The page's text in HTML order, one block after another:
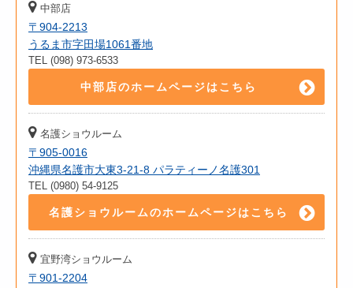
中部店
〒904-2213
うるま市字田場1061番地
TEL (098) 973-6533
中部店のホームページはこちら
名護ショウルーム
〒905-0016
沖縄県名護市大東3-21-8 パラティーノ名護301
TEL (0980) 54-9125
名護ショウルームのホームページはこちら
宜野湾ショウルーム
〒901-2204